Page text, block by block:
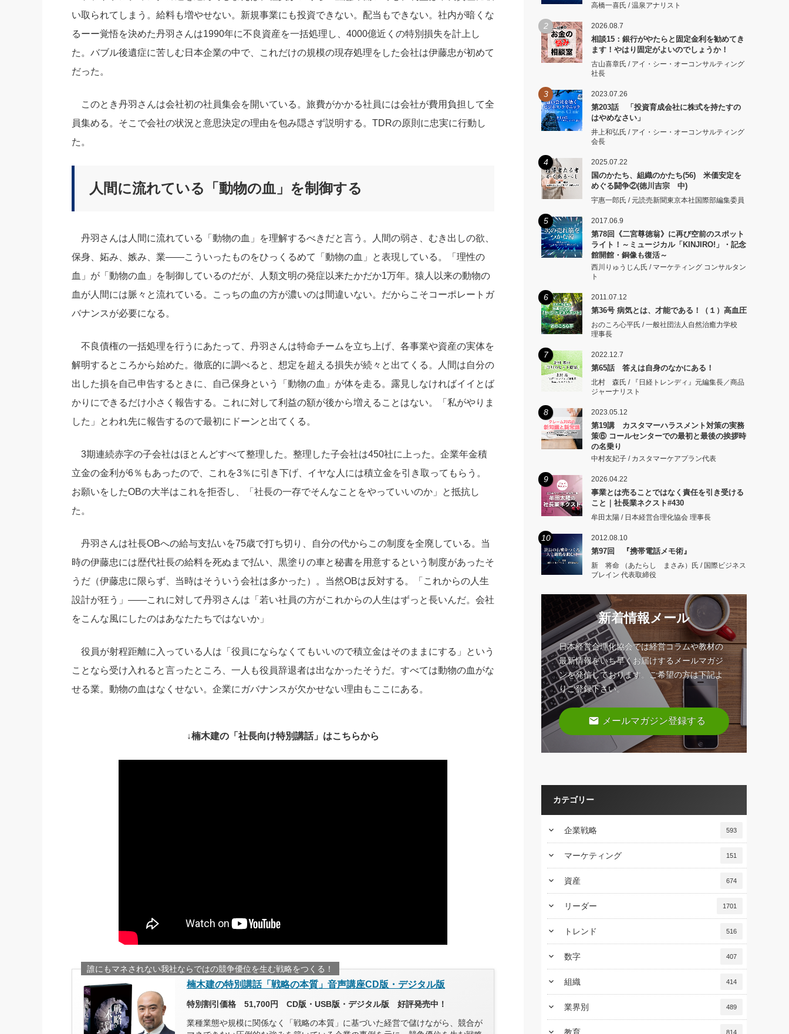
い取られてしまう。給料も増やせない。新規事業にも投資できない。配当もできない。社内が暗くな
るーー覚悟を決めた丹羽さんは1990年に不良資産を一括処理し、4000億近くの特別損失を計上し
た。バブル後遺症に苦しむ日本企業の中で、これだけの規模の現存処理をした会社は伊藤忠が初めて
だった。
このとき丹羽さんは会社初の社員集会を開いている。旅費がかかる社員には会社が費用負担して全
員集める。そこで会社の状況と意思決定の理由を包み隠さず説明する。TDRの原則に忠実に行動し
た。
人間に流れている「動物の血」を制御する
丹羽さんは人間に流れている「動物の血」を理解するべきだと言う。人間の弱さ、むき出しの欲、
保身、妬み、嫉み、業――こういったものをひっくるめて「動物の血」と表現している。「理性の
血」が「動物の血」を制御しているのだが、人類文明の発症以来たかだか1万年。猿人以来の動物の
血が人間には脈々と流れている。こっちの血の方が濃いのは間違いない。だからこそコーポレートガ
バナンスが必要になる。
不良債権の一括処理を行うにあたって、丹羽さんは特命チームを立ち上げ、各事業や資産の実体を
解明するところから始めた。徹底的に調べると、想定を超える損失が続々と出てくる。人間は自分の
出した損を自己申告するときに、自己保身という「動物の血」が体を走る。露見しなければイイとば
かりにできるだけ小さく報告する。これに対して利益の額が後から増えることはない。「私がやりま
した」とわれ先に報告するので最初にドーンと出てくる。
3期連続赤字の子会社はほとんどすべて整理した。整理した子会社は450社に上った。企業年金積
立金の金利が6％もあったので、これを3％に引き下げ、イヤな人には積立金を引き取ってもらう。
お願いをしたOBの大半はこれを拒否し、「社長の一存でそんなことをやっていいのか」と抵抗し
た。
丹羽さんは社長OBへの給与支払いを75歳で打ち切り、自分の代からこの制度を全廃している。当
時の伊藤忠には歴代社長の給料を死ぬまで払い、黒塗りの車と秘書を用意するという制度があったそ
うだ（伊藤忠に限らず、当時はそういう会社は多かった）。当然OBは反対する。「これからの人生
設計が狂う」――これに対して丹羽さんは「若い社員の方がこれからの人生はずっと長いんだ。会社
をこんな風にしたのはあなたたちではないか」
役員が射程距離に入っている人は「役員にならなくてもいいので積立金はそのままにする」という
ことなら受け入れると言ったところ、一人も役員辞退者は出なかったそうだ。すべては動物の血がな
せる業。動物の血はなくせない。企業にガバナンスが欠かせない理由もここにある。
↓楠木建の「社長向け特別講話」はこちらから
誰にもマネされない我社ならではの競争優位を生む戦略をつくる！
楠木建の特別講話「戦略の本質」音声講座CD版・デジタル版
特別割引価格 51,700円 CD版・USB版・デジタル版 好評発売中！
業種業態や規模に関係なく「戦略の本質」に基づいた経営で儲けながら、競合が
高橋一喜氏 / 温泉アナリスト
2 2026.08.7
相談15：銀行がやたらと固定金利を勧めてき
ます！やはり固定がよいのでしょうか！
古山喜章氏 / アイ・シー・オーコンサルティング
社長
3 2023.07.26
第203話 「投資育成会社に株式を持たすの
はやめなさい」
井上和弘氏 / アイ・シー・オーコンサルティング
会長
4 2025.07.22
国のかたち、組織のかたち(56) 米価安定を
めぐる闘争②(徳川吉宗 中)
宇惠一郎氏 / 元読売新聞東京本社国際部編集委員
5 2017.06.9
第78回《二宮尊徳翁》に再び空前のスポット
ライト！～ミュージカル「KINJIRO!」・記念
館開館・銅像も復活～
西川りゅうじん氏 / マーケティング コンサルタン
ト
6 2011.07.12
第36号 病気とは、才能である！（１）高血圧
おのころ心平氏 / 一般社団法人自然治癒力学校
理事長
7 2022.12.7
第65話 答えは自身のなかにある！
北村 森氏 / 『日経トレンディ』元編集長／商品
ジャーナリスト
8 2023.05.12
第19講 カスタマーハラスメント対策の実務
策⑥ コールセンターでの最初と最後の挨拶時
の名乗り
中村友妃子 / カスタマーケアプラン代表
9 2026.04.22
事業とは売ることではなく責任を引き受ける
こと｜社長業ネクスト#430
牟田太陽 / 日本経営合理化協会 理事長
10 2012.08.10
第97回 『携帯電話メモ術』
新 将命 （あたらし まさみ）氏 / 国際ビジネス
ブレイン 代表取締役
新着情報メール
日本経営合理化協会では経営コラムや教材の
最新情報をいち早くお届けするメールマガジ
ンを発信しております。ご希望の方は下記よ
りご登録下さい。
email メールマガジン登録する
カテゴリー
keyboard_arrow_down 企業戦略 593
keyboard_arrow_down マーケティング 151
keyboard_arrow_down 資産 674
keyboard_arrow_down リーダー 1701
keyboard_arrow_down トレンド 516
keyboard_arrow_down 数字 407
keyboard_arrow_down 組織 414
keyboard_arrow_down 業界別 489
keyboard_arrow_down 教育 814